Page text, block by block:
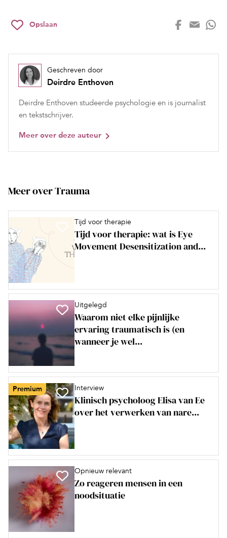
Opslaan
Geschreven door
Deirdre Enthoven
Deirdre Enthoven studeerde psychologie en is journalist
en tekstschrijver.
Meer over deze auteur
Meer over Trauma
Tijd voor therapie
Tijd voor therapie: wat is Eye
Movement Desensitization and...
Uitgelegd
Waarom niet elke pijnlijke
ervaring traumatisch is (en
wanneer je wel...
Premium Interview
Klinisch psycholoog Elisa van Ee
over het verwerken van nare...
Opnieuw relevant
Zo reageren mensen in een
noodsituatie